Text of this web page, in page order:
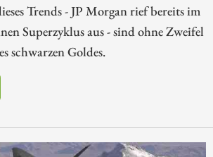
Trends - JP Morgan rief bereits im
Superzyklus aus - sind ohne Zweifel
schwarzen Goldes.